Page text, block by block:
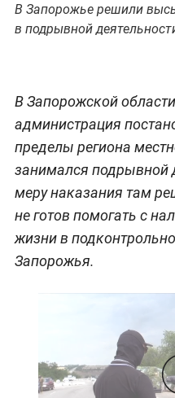
В Запорожье решили
в подрывной
В Запорожской
администрация
пределы региона
занимался подрывной
меру наказания там
не готов помогать с
жизни в
Запорожья.